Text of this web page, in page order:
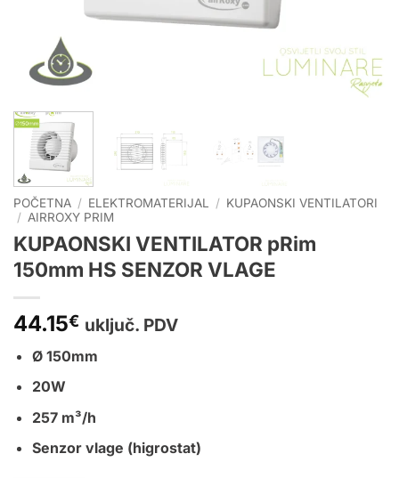
POČETNA / ELEKTROMATERIJAL / KUPAONSKI VENTILATORI
/ AIRROXY PRIM
KUPAONSKI VENTILATOR pRim
150mm HS SENZOR VLAGE
44.15€ uključ. PDV
Ø 150mm
20W
257 m³/h
Senzor vlage (higrostat)